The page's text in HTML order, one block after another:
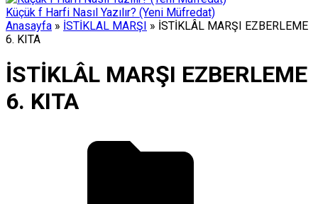
Küçük f Harfi Nasıl Yazılır? (Yeni Müfredat)
Anasayfa » İSTİKLAL MARŞI » İSTİKLÂL MARŞI EZBERLEME
6. KITA
İSTİKLÂL MARŞI EZBERLEME
6. KITA